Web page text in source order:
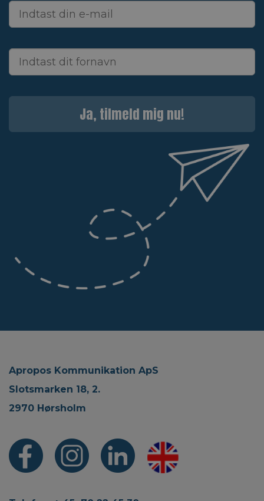
Ja, tilmeld mig nu!
Apropos Kommunikation ApS
Slotsmarken 18, 2.
2970 Hørsholm